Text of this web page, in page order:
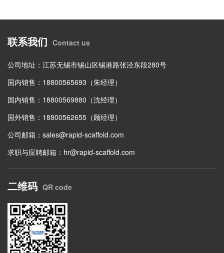
联系我们 Contact us
公司地址：江苏无锡市锡山区锡港路张泾东段280号
国内销售：18800565693（朱经理）
国内销售：18800569880（沈经理）
国外销售：18800562655（顾经理）
公司邮箱： sales@rapid-scaffold.com
求职与应聘邮箱： hr@rapid-scaffold.com
二维码 QR code